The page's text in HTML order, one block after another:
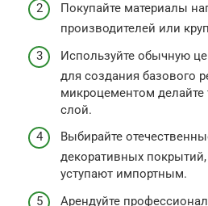
Покупайте материалы
производителей или
Используйте обычную
для создания базового
микроцементом
слой.
Выбирайте
декоративных
уступают импортным.
Арендуйте